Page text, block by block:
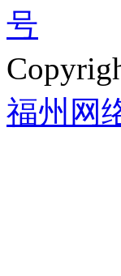
号
福州网